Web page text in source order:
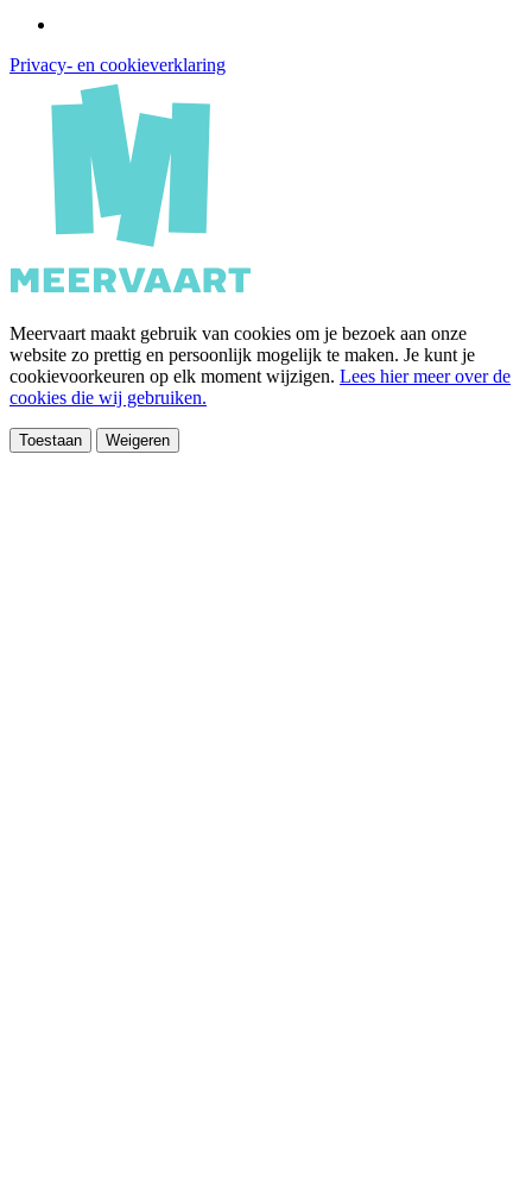
Privacy- en cookieverklaring
Meervaart maakt gebruik van cookies om je bezoek aan onze
website zo prettig en persoonlijk mogelijk te maken. Je kunt je
cookievoorkeuren op elk moment wijzigen. Lees hier meer over de
cookies die wij gebruiken.
Toestaan Weigeren